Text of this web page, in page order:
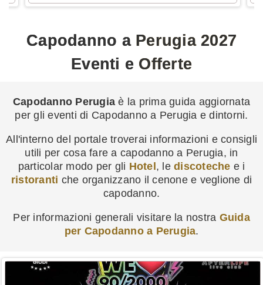
Capodanno a Perugia 2027
Eventi e Offerte
Capodanno Perugiaè la prima guida aggiornata
per gli eventi di Capodanno a Perugia e dintorni.
All'interno del portale troverai informazioni e consigli
utili per cosa fare a capodanno a Perugia, in
particolar modo per gli Hotel, le discoteche e i
ristoranti che organizzano il cenone e veglione di
capodanno.
Per informazioni generali visitare la nostra Guida
per Capodanno a Perugia.